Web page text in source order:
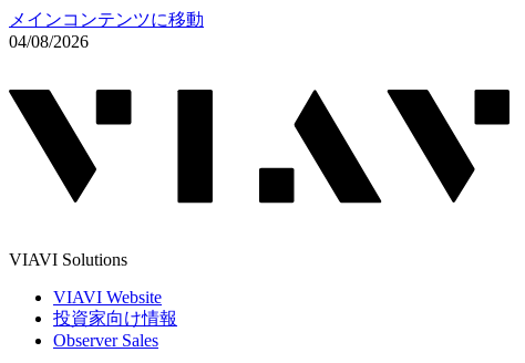
メインコンテンツに移動
04/08/2026
VIAVI Solutions
VIAVI Website
投資家向け情報
Observer Sales